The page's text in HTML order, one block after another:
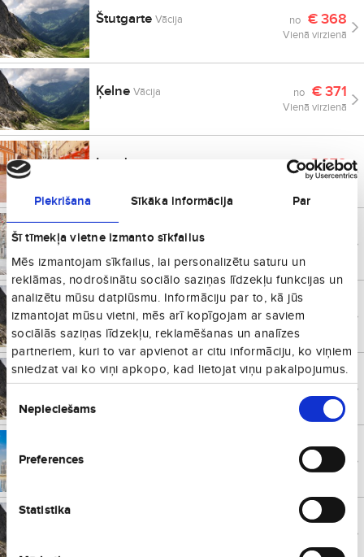
Piekrišana Sīkāka informācija Par
Šī tīmekļa vietne izmanto sīkfailus
Mēs izmantojam sīkfailus, lai personalizētu saturu un
reklāmas, nodrošinātu sociālo saziņas līdzekļu funkcijas un
analizētu mūsu datplūsmu. Informāciju par to, kā jūs
izmantojat mūsu vietni, mēs arī kopīgojam ar saviem
sociālās saziņas līdzekļu, reklamēšanas un analīzes
partneriem, kuri to var apvienot ar citu informāciju, ko viņiem
sniedzat vai ko viņi apkopo, kad lietojat viņu pakalpojumus.
Piekrišanas
izvēleNepieciešams
Preferences
Statistika
ŠtutgarteVācija no €368
Vienā virzienā
ĶelneVācija no €371
Vienā virzienā
Londona no €372
Vienā virzienā
DublinaĪrija
TaškentaUzbekistāna no
AlmatiKazahstāna no €392
Vienā virzienā
no €400
Vienā virzienā
€406